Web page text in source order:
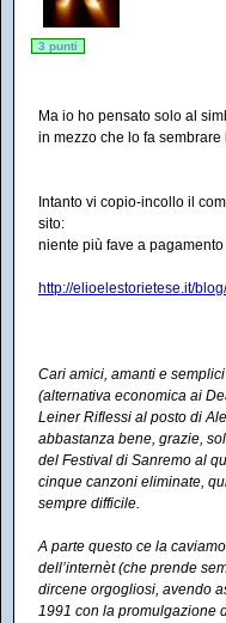
3 punti
Ma io ho pensato solo al
in mezzo che lo fa
Intanto vi copio-incollo il
sito:
niente più fave a
http://elioelestorietese.it/
Cari amici, amanti e
(alternativa economica ai
Leiner Riflessi al posto di
abbastanza bene, grazie,
del Festival di Sanremo al
cinque canzoni eliminate,
sempre difficile.
A parte questo ce la
dell’internèt (che prende
dircene orgogliosi, avendo
1991 con la promulgazione